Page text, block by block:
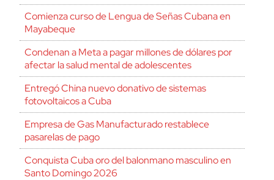
Comienza curso de Lengua de Señas Cubana en
Mayabeque
Condenan a Meta a pagar millones de dólares por
afectar la salud mental de adolescentes
Entregó China nuevo donativo de sistemas
fotovoltaicos a Cuba
Empresa de Gas Manufacturado restablece
pasarelas de pago
Conquista Cuba oro del balonmano masculino en
Santo Domingo 2026